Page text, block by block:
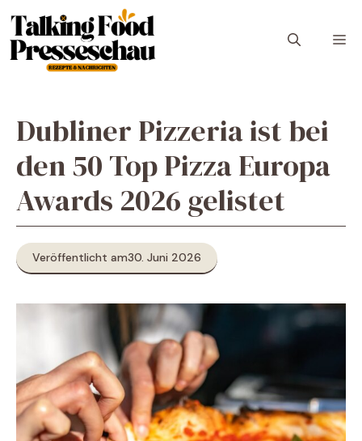
Inhalt
springen
Dubliner Pizzeria ist bei
den 50 Top Pizza Europa
Awards 2026 gelistet
Veröffentlicht am30. Juni 2026